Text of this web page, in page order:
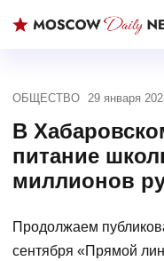
ОБЩЕСТВО 29 января
В
питание
миллионов
Продолжаем
сентября «Прямой